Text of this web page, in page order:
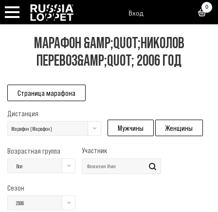
Вход
0
МАРАФОН &AMP;QUOT;НИКОЛОВ
ПЕРЕВОЗ&AMP;QUOT; 2006 ГОД
Страница марафона
Дистанция
Марафон (Марафон) Мужчины Женщины
Возрастная группа
Все
Участник
Сезон
2006